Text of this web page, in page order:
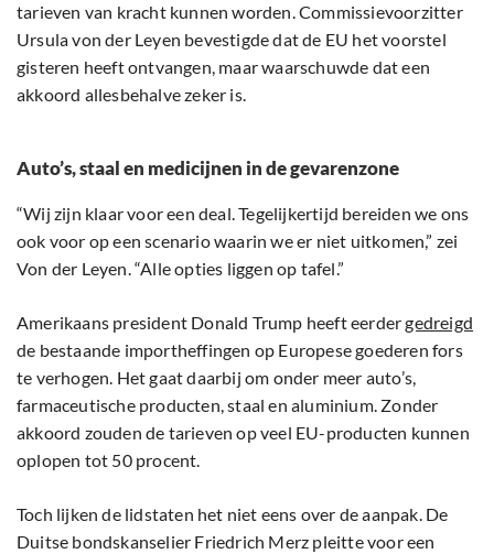
tarieven van kracht kunnen worden. Commissievoorzitter
Ursula von der Leyen bevestigde dat de EU het voorstel
gisteren heeft ontvangen, maar waarschuwde dat een
akkoord allesbehalve zeker is.
Auto’s, staal en medicijnen in de gevarenzone
“Wij zijn klaar voor een deal. Tegelijkertijd bereiden we ons
ook voor op een scenario waarin we er niet uitkomen,” zei
Von der Leyen. “Alle opties liggen op tafel.”
Amerikaans president Donald Trump heeft eerdergedreigd
de bestaande importheffingen op Europese goederen fors
te verhogen. Het gaat daarbij om onder meer auto’s,
farmaceutische producten, staal en aluminium. Zonder
akkoord zouden de tarieven op veel EU-producten kunnen
oplopen tot 50 procent.
Toch lijken de lidstaten het niet eens over de aanpak. De
Duitse bondskanselier Friedrich Merz pleitte voor een